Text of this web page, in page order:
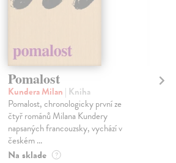
Pomalost
Kundera Milan | Kniha
Pomalost, chronologicky první ze
čtyř románů Milana Kundery
napsaných francouzsky, vychází v
českém ...
Na sklade ?